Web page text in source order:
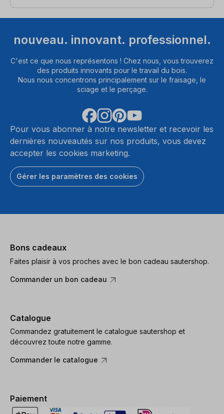
nouveau. innovant. professionnel.
C'est ce que nous représentons ! Chez nous, vous trouverez
des produits innovants pour le travail du bois.
Nous nous concentrons principalement sur le fraisage, le
sciage et le perçage.
Pour vous abonner à notre newsletter et recevoir les
dernières nouveautés sur nos produits, vous devez
accepter les cookies marketing.
Gérer les paramètres des cookies
Bons cadeaux
Faites plaisir à vos proches avec le bon cadeau sautershop.
Commander un bon cadeau
Catalogue
Commandez gratuitement le catalogue sautershop et
découvrez toute notre gamme.
Commander le catalogue
Paiement